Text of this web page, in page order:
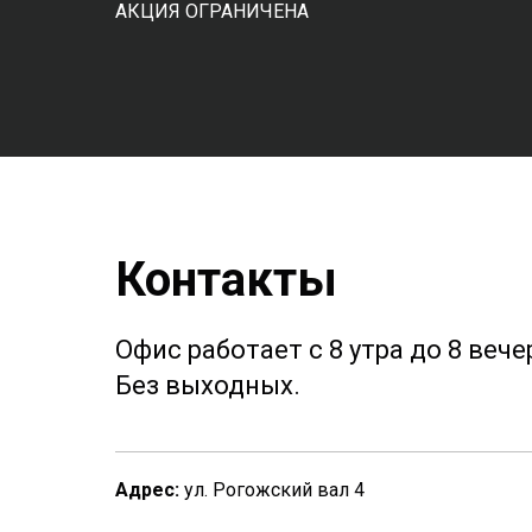
АКЦИЯ ОГРАНИЧЕНА
Контакты
Офис работает с 8 утра до 8
Без выходных.
Адрес: ул. Рогожский вал 4